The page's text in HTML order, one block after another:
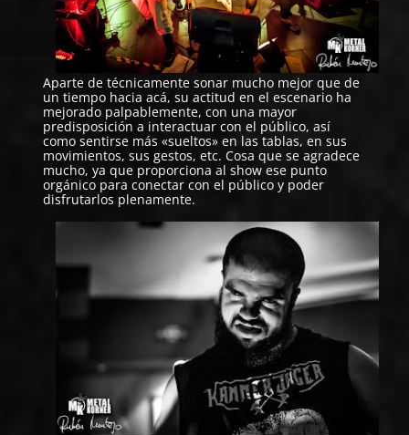
Aparte de técnicamente sonar mucho mejor que de
un tiempo hacia acá, su actitud en el escenario ha
mejorado palpablemente, con una mayor
predisposición a interactuar con el público, así
como sentirse más «sueltos» en las tablas, en sus
movimientos, sus gestos, etc. Cosa que se agradece
mucho, ya que proporciona al show ese punto
orgánico para conectar con el público y poder
disfrutarlos plenamente.